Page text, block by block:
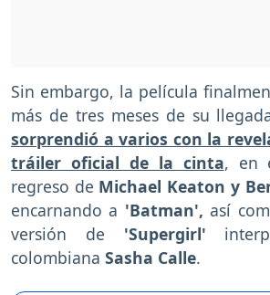
Sin embargo, la película
más de tres meses de su
sorprendió a varios con la
tráiler oficial de la cinta, en
regreso de Michael Keaton y
encarnando a 'Batman',así
versión de 'Supergirl'
colombiana Sasha Calle.